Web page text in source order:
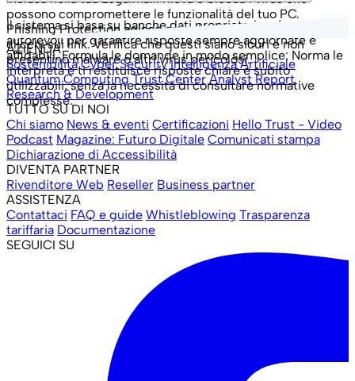
possono compromettere le funzionalità del tuo PC.
Phishing Protection agisce quando ricevi i messaggi e
clicchi sui link. Verifica che questi siano sicuri e non
presentino malware o altri virus pericolosi.
Il sistema si basa su banche dati proprietarie e fonti
autorevoli per garantire risposte sempre aggiornate e
affidabili. Formula le domande in modo semplice: Norma le
interpreta e ti restituisce risposte chiare e subito
utilizzabili, senza la necessità di consultare normative
complesse.
AZIENDA
Sostenibilità Cyber Security Intelligenza Artificiale
Quantum Computing Trust Center Analyst Report
Research & Development
TUTTO SU DI NOI
Chi siamo News & eventi Certificazioni Hello Trust - Video
Podcast Magazine: Futuro Digitale Comunicati stampa
Dichiarazione di Accessibilità
DIVENTA PARTNER
Rivenditore Web Reseller Business partner
ASSISTENZA
Contattaci FAQ e guide Whistleblowing Trasparenza
tariffaria Documentazione
SEGUICI SU